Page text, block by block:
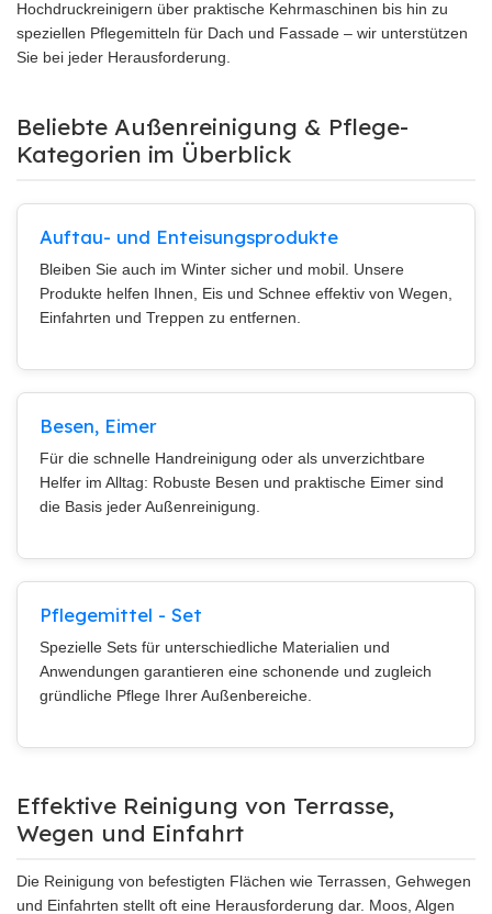
Hochdruckreinigern über praktische Kehrmaschinen bis hin zu
speziellen Pflegemitteln für Dach und Fassade – wir unterstützen
Sie bei jeder Herausforderung.
Beliebte Außenreinigung & Pflege-
Kategorien im Überblick
Auftau- und Enteisungsprodukte
Bleiben Sie auch im Winter sicher und mobil. Unsere
Produkte helfen Ihnen, Eis und Schnee effektiv von Wegen,
Einfahrten und Treppen zu entfernen.
Besen, Eimer
Für die schnelle Handreinigung oder als unverzichtbare
Helfer im Alltag: Robuste Besen und praktische Eimer sind
die Basis jeder Außenreinigung.
Pflegemittel - Set
Spezielle Sets für unterschiedliche Materialien und
Anwendungen garantieren eine schonende und zugleich
gründliche Pflege Ihrer Außenbereiche.
Effektive Reinigung von Terrasse,
Wegen und Einfahrt
Die Reinigung von befestigten Flächen wie Terrassen, Gehwegen
und Einfahrten stellt oft eine Herausforderung dar. Moos, Algen